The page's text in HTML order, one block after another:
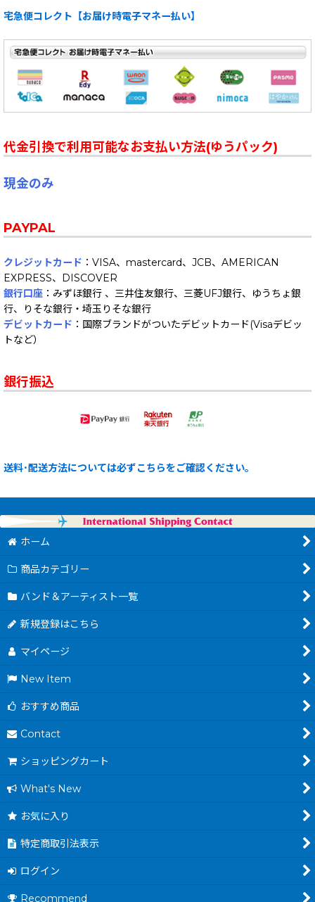
宅急便コレクト【お届け時電子マネー払い】
代金引換で利用可能なお支払い方法(ゆうパック)
現金のみ
PAYPAL
クレジットカード ：VISA、mastercard、JCB、AMERICAN
EXPRESS、DISCOVER
銀行口座 ：みずほ銀行 、三井住友銀行、三菱UFJ銀行、ゆうちょ銀
行、りそな銀行・埼玉りそな銀行
デビットカード ：国際ブランドがついたデビットカード(Visaデビッ
トなど）
銀行振込
送料･配送方法については必ずこちらをご確認ください。
ホーム
商品カテゴリー
バンド＆アーティスト一覧
新規登録はこちら
マイページ
New Item
おすすめ商品
Contact
ショッピングカート
What's New
お気に入り
特定商取引法表示
ログイン
Recommend